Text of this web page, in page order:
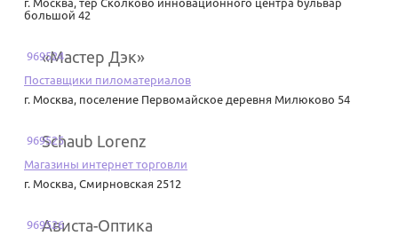
г. Москва, тер Сколково инновационного центра бульвар
большой 42
969524
«Мастер Дэк»
Поставщики пиломатериалов
г. Москва, поселение Первомайское деревня Милюково 54
969525
Schaub Lorenz
Магазины интернет торговли
г. Москва, Смирновская 2512
969526
Ависта-Оптика